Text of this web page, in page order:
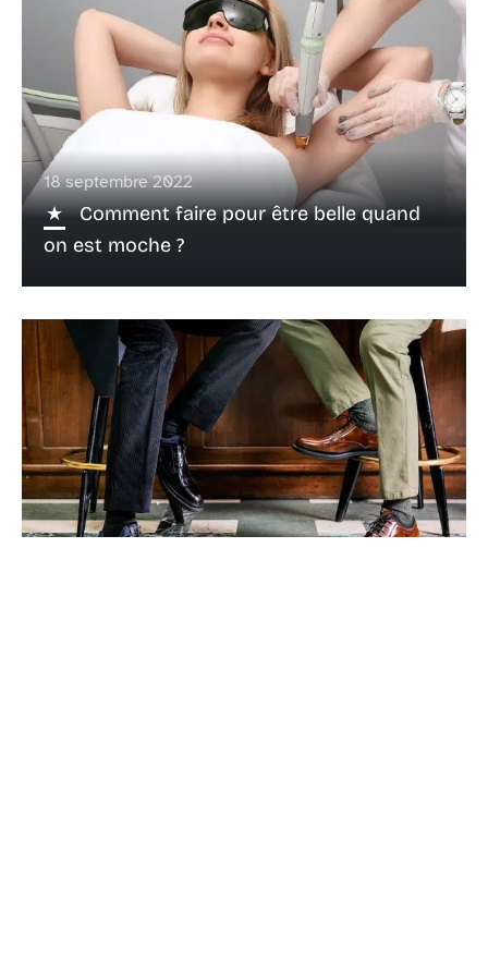
18 septembre 2022
Comment faire pour être belle quand
on est moche ?